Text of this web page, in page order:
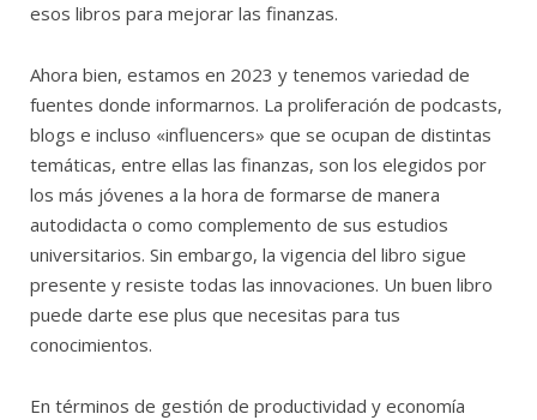
esos libros para mejorar las finanzas.
Ahora bien, estamos en 2023 y tenemos variedad de
fuentes donde informarnos. La proliferación de podcasts,
blogs e incluso «influencers» que se ocupan de distintas
temáticas, entre ellas las finanzas, son los elegidos por
los más jóvenes a la hora de formarse de manera
autodidacta o como complemento de sus estudios
universitarios. Sin embargo, la vigencia del libro sigue
presente y resiste todas las innovaciones. Un buen libro
puede darte ese plus que necesitas para tus
conocimientos.
En términos de gestión de productividad y economía